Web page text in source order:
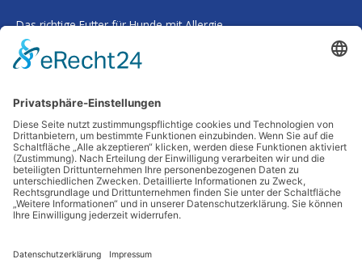
Das richtige Futter für Hunde mit Allergie
Kalk im Trinkwasser: Warum Sie sich keine Sorgen um Ihre
Gesundheit machen müssen
Routineaufgaben plötzlich kaum noch Zeit kosten
Deine Haut als Spiegel: Warum Tiefenreinigung und gezielte
Nährstoffe alles verändern
Wenn Worte fehlen: Wie man Abschied nimmt, ohne etwas zu
übersehen
Schlagwörter